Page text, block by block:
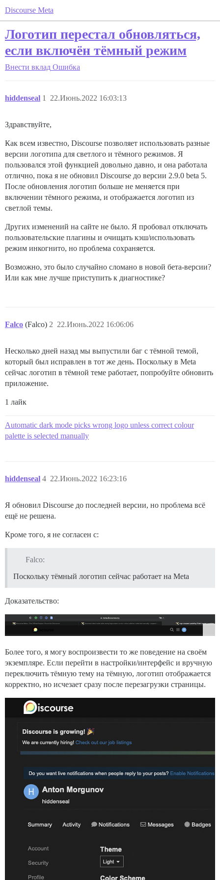
Discourse Meta
Логотип перестал обновляться,
если включён тёмный режим
Внести вклад Ошибка
hiddenseal 22.Июнь.2022 16:03:13
1
Здравствуйте,
Как всем известно, Discourse позволяет использовать разные
версии логотипа для светлого и тёмного режимов. Я
пользовался этой функцией довольно давно, и она работала
отлично, пока я не обновил Discourse до версии 2.9.0 beta 5.
После обновления логотип больше не меняется при
включении тёмного режима, и отображается логотип из
светлой темы.
Других изменений на сайте не было. Я пробовал отключать
пользовательские плагины и очищать кэш/использовать
режим инкогнито, но проблема сохраняется.
Возможно, это было случайно сломано в новой бета-версии?
Или как мне лучше приступить к диагностике?
Falco (Falco) 22.Июнь.2022 16:06:06
2
Несколько дней назад мы выпустили баг с тёмной темой,
который был исправлен в тот же день. Поскольку в Meta
сейчас логотип в тёмной теме работает, попробуйте обновить
приложение.
1 лайк
Automatic dark mode picks wrong logo unless correct colour
palette is selected manually
hiddenseal 22.Июнь.2022 16:23:16
4
Я обновил Discourse до последней версии, но проблема всё
ещё не решена.
Кроме того, я не согласен с:
Falco:
Поскольку тёмный логотип сейчас работает на Meta
Доказательство:
Более того, я могу воспроизвести то же поведение на своём
экземпляре. Если перейти в настройки/интерфейс и вручную
переключить тёмную тему на тёмную, логотип отображается
корректно, но исчезает сразу после перезагрузки страницы.